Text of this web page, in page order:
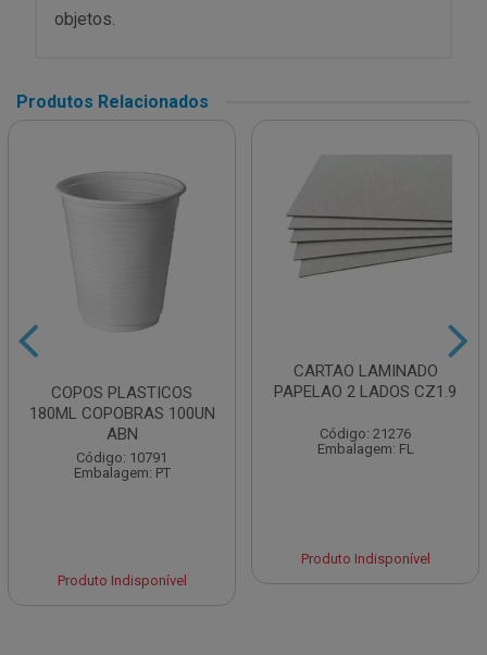
objetos.
Produtos Relacionados
COPOS PLASTICOS
180ML COPOBRAS 100UN
ABN
Código: 10791
Embalagem: PT
Produto Indisponível
CARTAO LAMINADO
PAPELAO 2 LADOS CZ1.9
Código: 21276
Embalagem: FL
Produto Indisponível